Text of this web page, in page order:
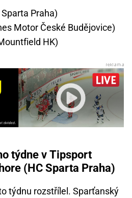
Sparta Praha)
Motor České Budějovice)
HK)
týdne v Tipsport
(HC Sparta Praha)
týdnu rozstřílel. Sparťanský